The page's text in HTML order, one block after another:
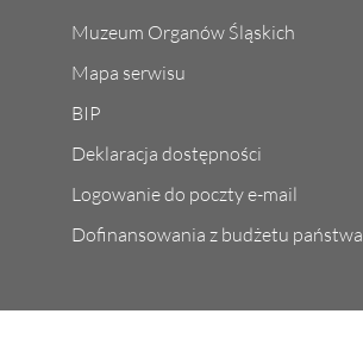
Muzeum Organów Śląskich
Mapa serwisu
BIP
Deklaracja dostępności
Logowanie do poczty e-mail
Dofinansowania z budżetu państwa